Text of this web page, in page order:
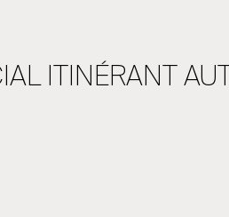
ITINÉRANT